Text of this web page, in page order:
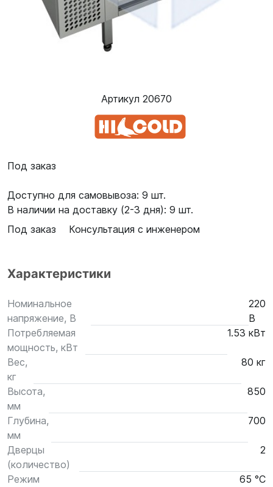
Артикул 20670
Под заказ
Доступно для самовывоза: 9 шт.
В наличии на доставку (2-3 дня): 9 шт.
Под заказ
Консультация с инженером
Характеристики
Номинальное
напряжение, В
220
В
Потребляемая
мощность, кВт
1.53 кВт
Вес,
кг
80 кг
Высота,
мм
850
Глубина,
мм
700
Дверцы
(количество)
2
Режим
65 °С